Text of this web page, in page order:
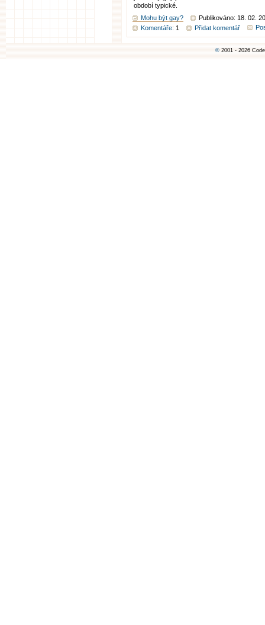
období typické.
Mohu být gay?
Publikováno: 18. 02.
Komentáře: 1 Přidat komentář
© 2001 - 2026